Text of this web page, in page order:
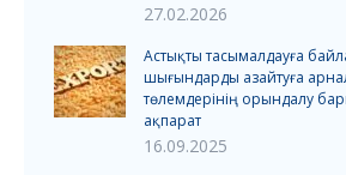
27.02.2026
Астықты тасымалдауға
шығындарды азайтуға
төлемдерінің орындалу
ақпарат
16.09.2025